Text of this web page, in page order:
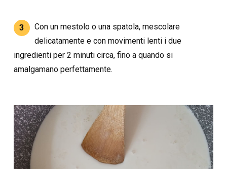
3
Con un mestolo o una spatola, mescolare
delicatamente e con movimenti lenti i due
ingredienti per 2 minuti circa, fino a quando si
amalgamano perfettamente.